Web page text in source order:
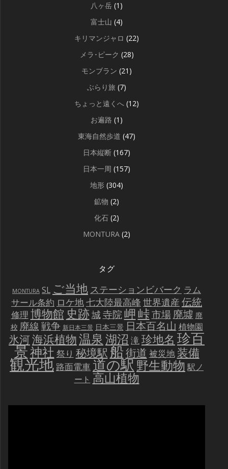
八ヶ岳 (1)
富士山 (4)
キリマンジャロ (22)
メラ･ピーク (28)
モンブラン (21)
ぶらり旅 (7)
ちょっと遠くへ (12)
お遍路 (1)
東海自然歩道 (47)
日本縦断 (167)
日本一周 (157)
地形 (304)
鉱物 (2)
化石 (2)
MONTURA (2)
タグ
MONTURA SL ご当地 ステーションビバーク ラム
サール条約 ロケ地七大陸最高峰 世界遺産 伝統
修理 博物館 史跡城寺院岬峠市場 廃墟 廃
校 廃線戦争 新日本三景 日本三景 日本百名山 植物園
氷河海浜植物温泉湖沼 滝珍地名 珍百
景神社 祭り 秘境駅船街道 被災地 装備
観光地 路面電車道の駅野生動物 駅ノ
ート 高山植物